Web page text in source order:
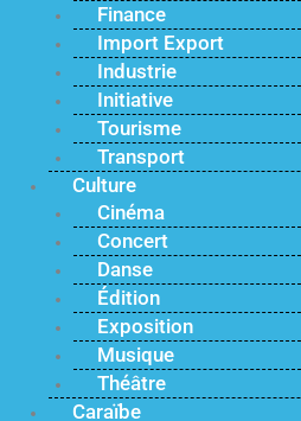
Finance
Import Export
Industrie
Initiative
Tourisme
Transport
Culture
Cinéma
Concert
Danse
Édition
Exposition
Musique
Théâtre
Caraïbe